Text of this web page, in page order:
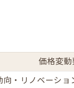
価格変
・リノベーシ